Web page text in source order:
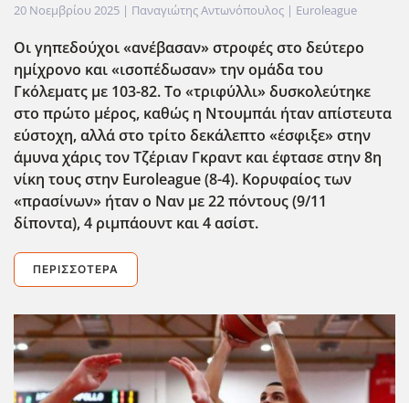
20 Νοεμβρίου 2025 | Παναγιώτης Αντωνόπουλος | Euroleague
Οι γηπεδούχοι «ανέβασαν» στροφές στο δεύτερο
ημίχρονο και «ισοπέδωσαν» την ομάδα του
Γκόλεματς με 103-82. Το «τριφύλλι» δυσκολεύτηκε
στο πρώτο μέρος, καθώς η Ντουμπάι ήταν απίστευτα
εύστοχη, αλλά στο τρίτο δεκάλεπτο «έσφιξε» στην
άμυνα χάρις τον Τζέριαν Γκραντ και έφτασε στην 8η
νίκη τους στην Euroleague (8-4). Κορυφαίος των
«πρασίνων» ήταν ο Ναν με 22 πόντους (9/11
δίποντα), 4 ριμπάουντ και 4 ασίστ.
ΠΕΡΙΣΣΌΤΕΡΑ